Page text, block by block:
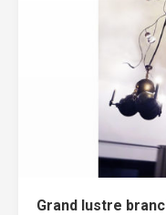
Grand lustre